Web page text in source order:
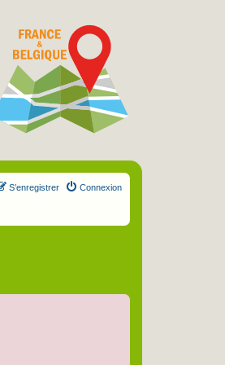
Connexion
S’enregistrer